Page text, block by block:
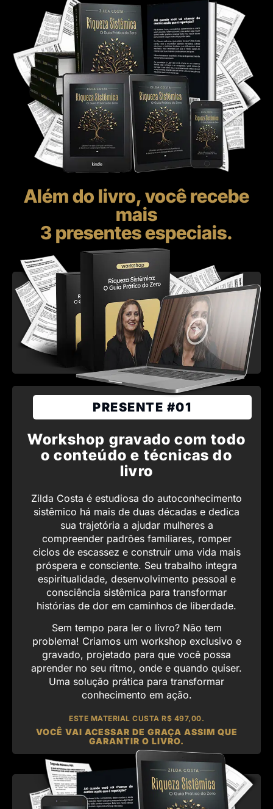
Além do livro, você recebe
mais
3 presentes especiais.
PRESENTE #01
Workshop gravado com todo
o conteúdo e técnicas do
livro
Zilda Costa é estudiosa do autoconhecimento
sistêmico há mais de duas décadas e dedica
sua trajetória a ajudar mulheres a
compreender padrões familiares, romper
ciclos de escassez e construir uma vida mais
próspera e consciente. Seu trabalho integra
espiritualidade, desenvolvimento pessoal e
consciência sistêmica para transformar
histórias de dor em caminhos de liberdade.
Sem tempo para ler o livro? Não tem
problema! Criamos um workshop exclusivo e
gravado, projetado para que você possa
aprender no seu ritmo, onde e quando quiser.
Uma solução prática para transformar
conhecimento em ação.
ESTE MATERIAL CUSTA R$ 497,00.
VOCÊ VAI ACESSAR DE GRAÇA ASSIM QUE
GARANTIR O LIVRO.